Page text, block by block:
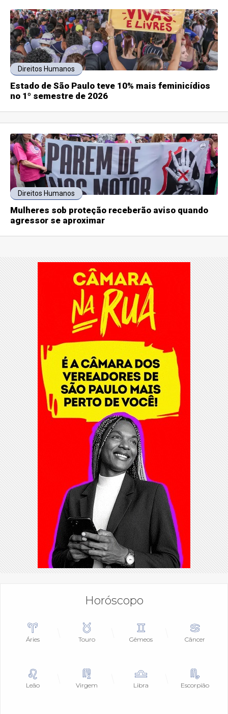
Direitos Humanos
Estado de São Paulo teve 10% mais feminicídios
no 1º semestre de 2026
Direitos Humanos
Mulheres sob proteção receberão aviso quando
agressor se aproximar
Horóscopo
Áries Touro Gêmeos Câncer
Leão Virgem Libra Escorpião